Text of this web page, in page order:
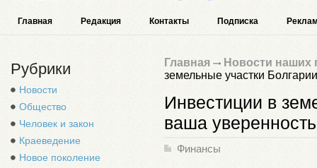
Главная Редакция Контакты Подписка
Рубрики
Новости
Общество
Человек и закон
Краеведение
Новое поколение
Главная
Новости наших
земельные участки
Инвестиции в
ваша
Финансы